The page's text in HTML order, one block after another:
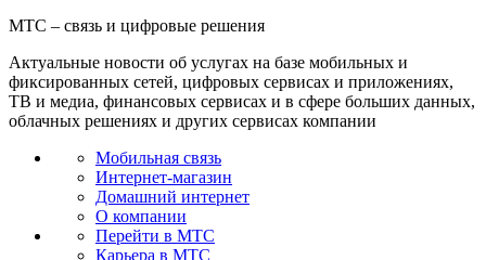
МТС – связь и цифровые решения
Актуальные новости об услугах на базе мобильных и
фиксированных сетей, цифровых сервисах и приложениях,
ТВ и медиа, финансовых сервисах и в сфере больших данных,
облачных решениях и других сервисах компании
Мобильная связь
Интернет-магазин
Домашний интернет
О компании
Перейти в МТС
Карьера в МТС